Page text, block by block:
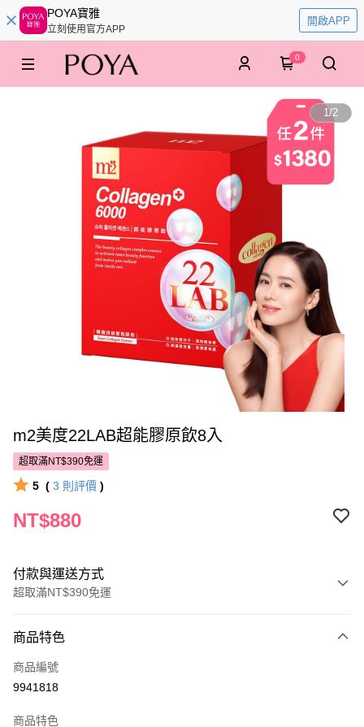
POYA寶雅
立刻使用官方APP
開啟APP
0
1/2
m2美度22LAB超能膠原飲8入
超取滿NT$390免運
5 ( 3 則評價 )
NT$880
付款與運送方式
超取滿NT$390免運
POYA支付
信用卡一次付款
商品特色
商品編號
9941818
商品特色